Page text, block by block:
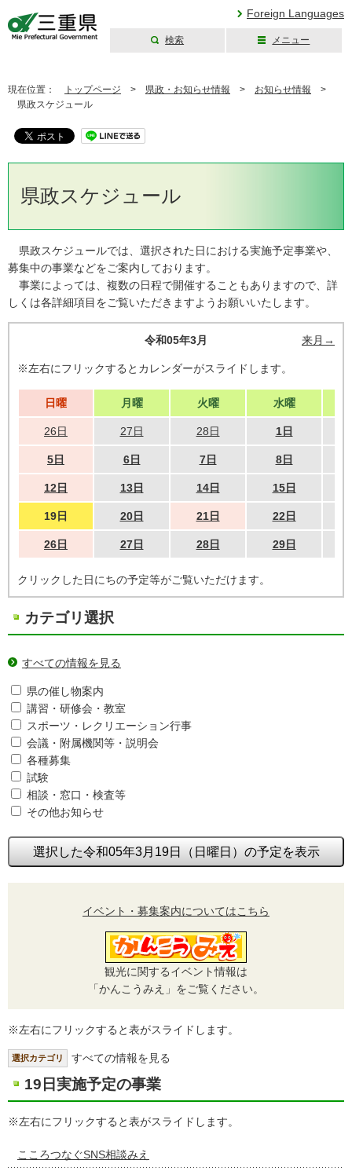
Foreign Languages
検索 メニュー
現在位置： トップページ > 県政・お知らせ情報 > お知らせ情報 >
県政スケジュール
県政スケジュール
県政スケジュールでは、選択された日における実施予定事業や、
募集中の事業などをご案内しております。
事業によっては、複数の日程で開催することもありますので、詳
しくは各詳細項目をご覧いただきますようお願いいたします。
令和05年3月 来月→
※左右にフリックするとカレンダーがスライドします。
日曜 月曜 火曜 水曜
26日 27日 28日 1日
5日 6日 7日 8日
12日 13日 14日 15日
19日 20日 21日 22日
26日 27日 28日 29日
クリックした日にちの予定等がご覧いただけます。
カテゴリ選択
すべての情報を見る
県の催し物案内
講習・研修会・教室
スポーツ・レクリエーション行事
会議・附属機関等・説明会
各種募集
試験
相談・窓口・検査等
その他お知らせ
選択した令和05年3月19日（日曜日）の予定を表示
イベント・募集案内についてはこちら
観光に関するイベント情報は
「かんこうみえ」をご覧ください。
※左右にフリックすると表がスライドします。
選択カテゴリ すべての情報を見る
19日実施予定の事業
※左右にフリックすると表がスライドします。
こころつなぐSNS相談みえ